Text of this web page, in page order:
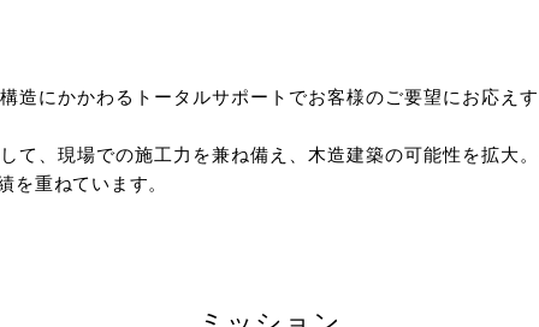
造にかかわるトータルサポートでお客様のご要望にお応え
て、現場での施工力を兼ね備え、木造建築の可能性を拡大
を重ねています。